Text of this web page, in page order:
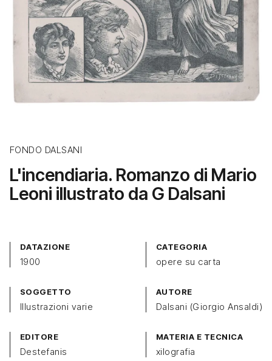
FONDO DALSANI
L'incendiaria. Romanzo di Mario
Leoni illustrato da G Dalsani
DATAZIONE
1900
CATEGORIA
opere su carta
SOGGETTO
Illustrazioni varie
AUTORE
Dalsani (Giorgio Ansaldi)
EDITORE
Destefanis
MATERIA E TECNICA
xilografia